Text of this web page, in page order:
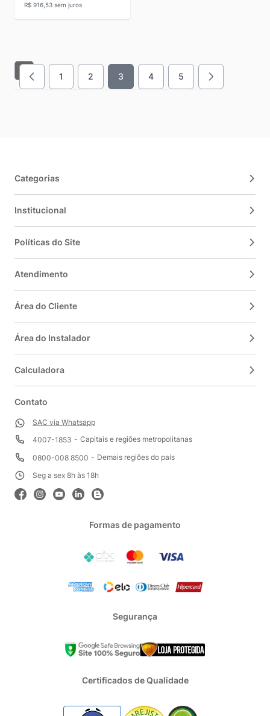
R$ 916,53 sem juros
Página
1 Página
2 Você esta lendo a pagina
3 Página
4 Página
5
Categorias
Institucional
Políticas do Site
Atendimento
Área do Cliente
Área do Instalador
Calculadora
Contato
SAC via Whatsapp
4007-1853
Capitais e regiões metropolitanas
0800-008 8500
Demais regiões do país
Seg a sex 8h às 18h
Formas de pagamento
Segurança
Certificados de Qualidade